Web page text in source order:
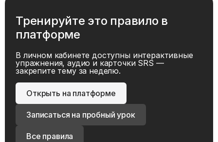
Тренируйте это правило в
платформе
В личном кабинете доступны интерактивные
упражнения, аудио и карточки SRS —
закрепите тему за неделю.
Открыть на платформе
Записаться на пробный урок
Все правила